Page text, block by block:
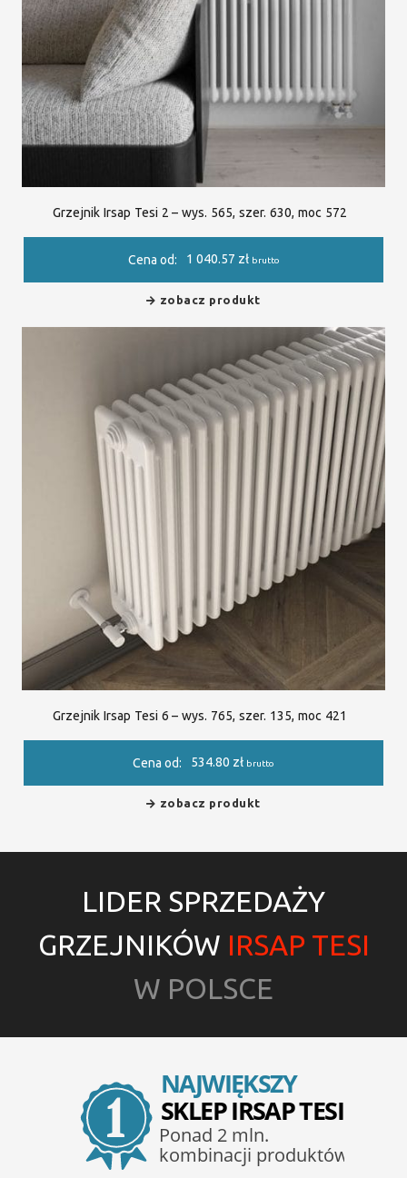
Grzejnik Irsap Tesi 2 – wys. 565, szer. 630, moc 572
Cena od: 1 040.57 zł brutto
zobacz produkt
Grzejnik Irsap Tesi 6 – wys. 765, szer. 135, moc 421
Cena od: 534.80 zł brutto
zobacz produkt
LIDER SPRZEDAŻY
GRZEJNIKÓW IRSAP TESI
W POLSCE